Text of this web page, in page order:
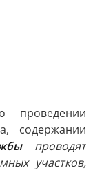
проведении
содержании
проводят
участков,